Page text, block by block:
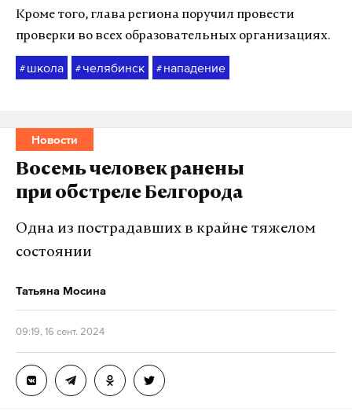
Кроме того, глава региона поручил провести
проверки во всех образовательных организациях.
# школа # челябинск # нападение
Новости
Восемь человек ранены
при обстреле Белгорода
Одна из пострадавших в крайне тяжелом
состоянии
Татьяна Мосина
09:19, 16 сент. 2024